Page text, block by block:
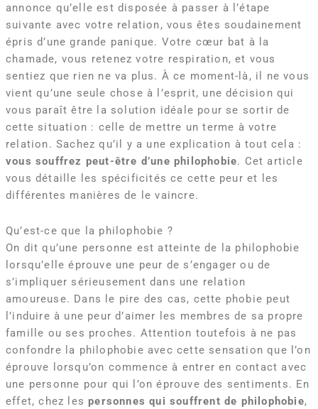
annonce qu’elle est disposée à passer à l’étape
suivante avec votre relation, vous êtes soudainement
épris d’une grande panique. Votre cœur bat à la
chamade, vous retenez votre respiration, et vous
sentiez que rien ne va plus. À ce moment-là, il ne vous
vient qu’une seule chose à l’esprit, une décision qui
vous paraît être la solution idéale pour se sortir de
cette situation : celle de mettre un terme à votre
relation. Sachez qu’il y a une explication à tout cela :
vous souffrez peut-être d’une philophobie. Cet article
vous détaille les spécificités ce cette peur et les
différentes manières de le vaincre.
Qu’est-ce que la philophobie ?
On dit qu’une personne est atteinte de la philophobie
lorsqu’elle éprouve une peur de s’engager ou de
s’impliquer sérieusement dans une relation
amoureuse. Dans le pire des cas, cette phobie peut
l’induire à une peur d’aimer les membres de sa propre
famille ou ses proches. Attention toutefois à ne pas
confondre la philophobie avec cette sensation que l’on
éprouve lorsqu’on commence à entrer en contact avec
une personne pour qui l’on éprouve des sentiments. En
effet, chez lespersonnes qui souffrent de philophobie,